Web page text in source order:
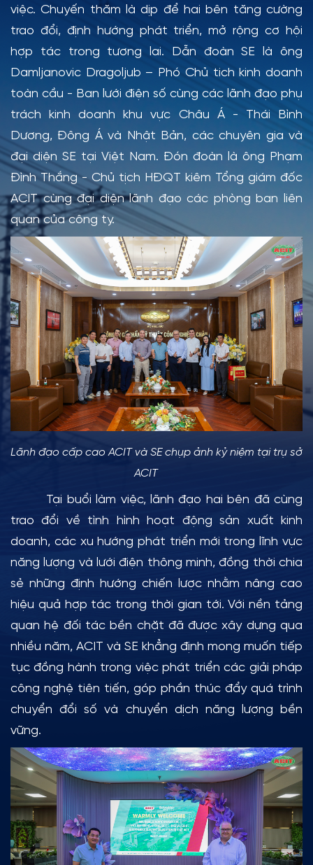
việc. Chuyến thăm là dịp để hai bên tăng cường
trao đổi, định hướng phát triển, mở rộng cơ hội
hợp tác trong tương lai. Dẫn đoàn SE là ông
Damljanovic Dragoljub – Phó Chủ tich kinh doanh
toàn cầu - Ban lưới điện số cùng các lãnh đạo phụ
trách kinh doanh khu vực Châu Á - Thái Bình
Dương, Đông Á và Nhật Bản, các chuyên gia và
đại diện SE tại Việt Nam. Đón đoàn là ông Phạm
Đình Thắng - Chủ tịch HĐQT kiêm Tổng giám đốc
ACIT cùng đại diện lãnh đạo các phòng ban liên
quan của công ty.
Lãnh đạo cấp cao ACIT và SE chụp ảnh kỷ niệm tại trụ sở
ACIT
Tại buổi làm việc, lãnh đạo hai bên đã cùng
trao đổi về tình hình hoạt động sản xuất kinh
doanh, các xu hướng phát triển mới trong lĩnh vực
năng lượng và lưới điện thông minh, đồng thời chia
sẻ những định hướng chiến lược nhằm nâng cao
hiệu quả hợp tác trong thời gian tới. Với nền tảng
quan hệ đối tác bền chặt đã được xây dựng qua
nhiều năm, ACIT và SE khẳng định mong muốn tiếp
tục đồng hành trong việc phát triển các giải pháp
công nghệ tiên tiến, góp phần thúc đẩy quá trình
chuyển đổi số và chuyển dịch năng lượng bền
vững.